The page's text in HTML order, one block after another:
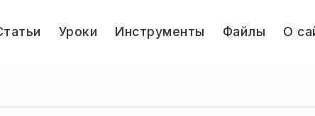
Уроки Инструменты Файлы О